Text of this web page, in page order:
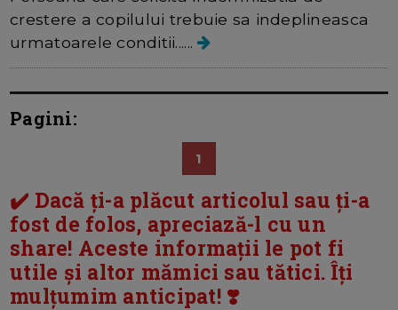
crestere a copilului trebuie sa indeplineasca
urmatoarele conditii......
Pagini:
1
✔️ Dacă ți-a plăcut articolul sau ți-a
fost de folos, apreciază-l cu un
share! Aceste informații le pot fi
utile și altor mămici sau tătici. Îți
mulțumim anticipat! ❣️